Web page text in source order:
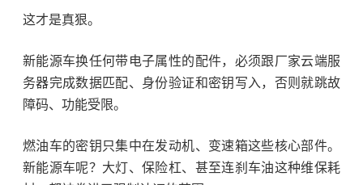
这才是真狠。
新能源车换任何带电子属性的配件，必须跟厂家云端服
务器完成数据匹配、身份验证和密钥写入，否则就跳故
障码、功能受限。
燃油车的密钥只集中在发动机、变速箱这些核心部件。
新能源车呢？大灯、保险杠、甚至连刹车油这种维保耗